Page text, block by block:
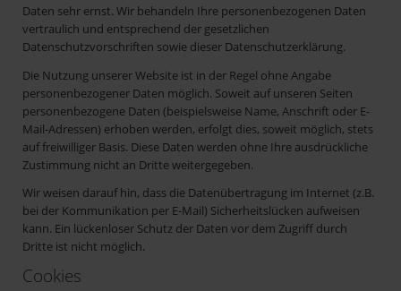
Daten sehr ernst. Wir behandeln Ihre personenbezogenen Daten
vertraulich und entsprechend der gesetzlichen
Datenschutzvorschriften sowie dieser Datenschutzerklärung.
Die Nutzung unserer Website ist in der Regel ohne Angabe
personenbezogener Daten möglich. Soweit auf unseren Seiten
personenbezogene Daten (beispielsweise Name, Anschrift oder E-
Mail-Adressen) erhoben werden, erfolgt dies, soweit möglich, stets
auf freiwilliger Basis. Diese Daten werden ohne Ihre ausdrückliche
Zustimmung nicht an Dritte weitergegeben.
Wir weisen darauf hin, dass die Datenübertragung im Internet (z.B.
bei der Kommunikation per E-Mail) Sicherheitslücken aufweisen
kann. Ein lückenloser Schutz der Daten vor dem Zugriff durch
Dritte ist nicht möglich.
Cookies